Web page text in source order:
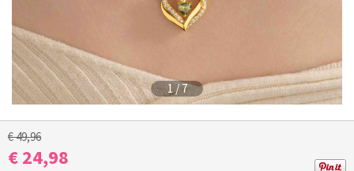
1/7
€ 49,96
€ 24,98